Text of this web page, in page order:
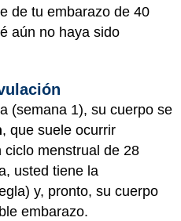
de tu embarazo de 40
aún no haya sido
(semana 1), su cuerpo se
, que suele ocurrir
menstrual de 28
usted tiene la
y, pronto, su cuerpo
embarazo.